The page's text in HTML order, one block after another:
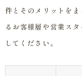
件とそのメリットを
るお客様層や営業ス
してください。